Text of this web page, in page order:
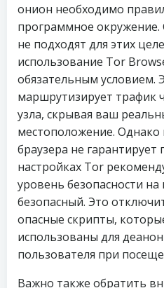
онион необходимо
программное
не подходят для этих
использование Tor
обязательным условием.
маршрутизирует трафик
узла, скрывая ваш
местоположение. Однако
браузера не
настройках Tor
уровень безопасности
безопасный. Это
опасные скрипты,
использованы для
пользователя при
Важно также обратить